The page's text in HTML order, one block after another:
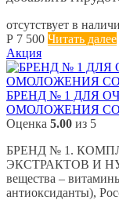
отсутствует в
Р 7 500 Читать далее
Акция
БРЕНД № 1 ДЛЯ
ОМОЛОЖЕНИЯ
Оценка 5.00 из 5
БРЕНД № 1.
ЭКСТРАКТОВ И
вещества –
антиоксиданты),